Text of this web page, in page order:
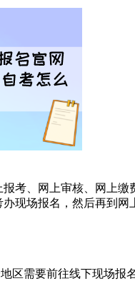
考、网上审核、网上
现场报名，然后再到
区需要前往线下现场报名